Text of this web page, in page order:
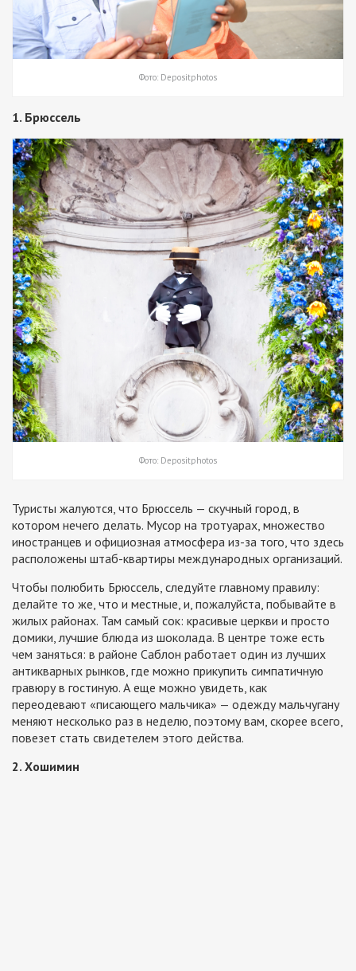
Фото: Depositphotos
1. Брюссель
Фото: Depositphotos
Туристы жалуются, что Брюссель — скучный город, в
котором нечего делать. Мусор на тротуарах, множество
иностранцев и официозная атмосфера из-за того, что здесь
расположены штаб-квартиры международных организаций.
Чтобы полюбить Брюссель, следуйте главному правилу:
делайте то же, что и местные, и, пожалуйста, побывайте в
жилых районах. Там самый сок: красивые церкви и просто
домики, лучшие блюда из шоколада. В центре тоже есть
чем заняться: в районе Саблон работает один из лучших
антикварных рынков, где можно прикупить симпатичную
гравюру в гостиную. А еще можно увидеть, как
переодевают «писающего мальчика» — одежду мальчугану
меняют несколько раз в неделю, поэтому вам, скорее всего,
повезет стать свидетелем этого действа.
2. Хошимин